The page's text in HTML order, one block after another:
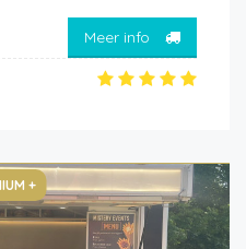
Meer info
+